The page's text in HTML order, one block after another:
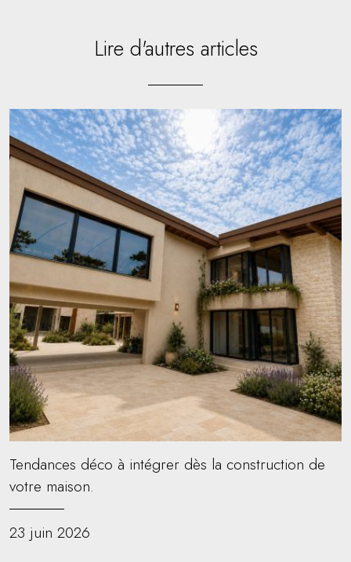
Lire d'autres articles
Tendances déco à intégrer dès la construction de
votre maison.
23 juin 2026